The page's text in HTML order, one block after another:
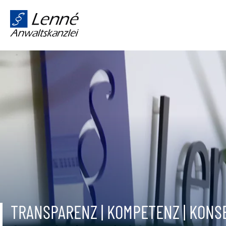
TRANSPARENZ | KOMPETENZ |